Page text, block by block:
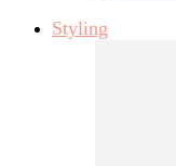
Styling